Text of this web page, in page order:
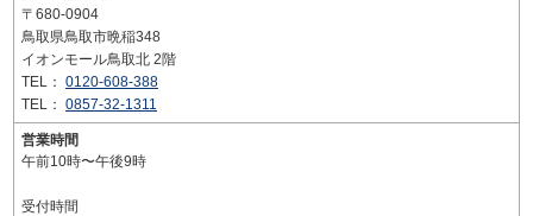
〒680-0904
鳥取県鳥取市晩稲348
イオンモール鳥取北 2階
TEL： 0120-608-388
TEL： 0857-32-1311
営業時間
午前10時〜午後9時
受付時間